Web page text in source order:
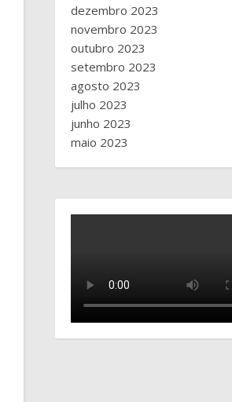
dezembro 2023
novembro 2023
outubro 2023
setembro 2023
agosto 2023
julho 2023
junho 2023
maio 2023